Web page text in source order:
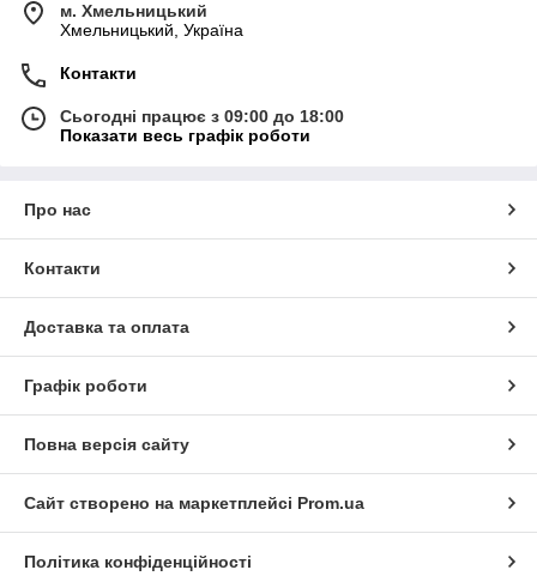
м. Хмельницький
Хмельницький, Україна
Контакти
Сьогодні працює з 09:00 до 18:00
Показати весь графік роботи
Про нас
Контакти
Доставка та оплата
Графік роботи
Повна версія сайту
Сайт створено на маркетплейсі Prom.ua
Політика конфіденційності